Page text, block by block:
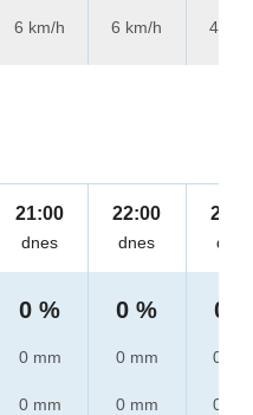
6 km/h
6 km/h
4 km/h
21:00
dnes
0 %
0 mm
0 mm
22:00
dnes
0 %
0 mm
0 mm
23:00
dnes
0 %
0 mm
0 mm